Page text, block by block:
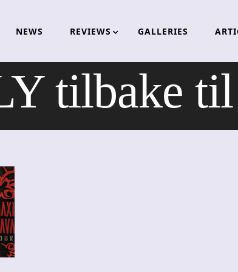
NEWS REVIEWS GALLERIES
tilbake